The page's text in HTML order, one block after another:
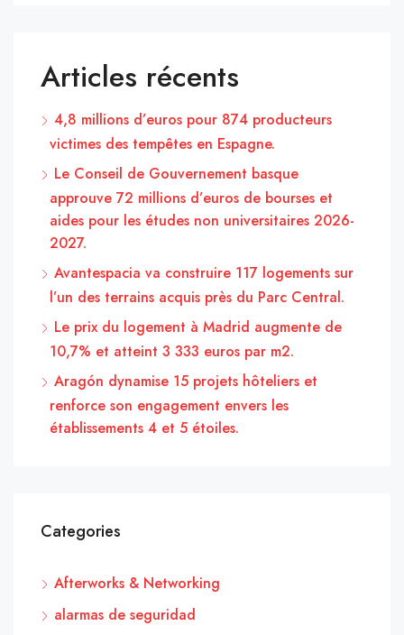
Articles récents
4,8 millions d’euros pour 874 producteurs
victimes des tempêtes en Espagne.
Le Conseil de Gouvernement basque
approuve 72 millions d’euros de bourses et
aides pour les études non universitaires 2026-
2027.
Avantespacia va construire 117 logements sur
l’un des terrains acquis près du Parc Central.
Le prix du logement à Madrid augmente de
10,7% et atteint 3 333 euros par m2.
Aragón dynamise 15 projets hôteliers et
renforce son engagement envers les
établissements 4 et 5 étoiles.
Categories
Afterworks & Networking
alarmas de seguridad